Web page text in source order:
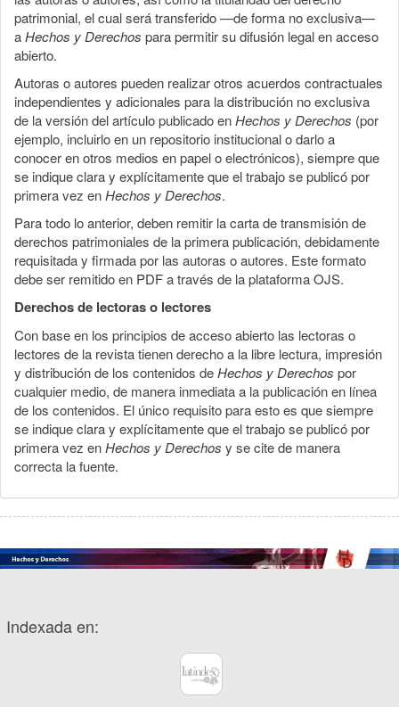
patrimonial, el cual será transferido —de forma no exclusiva—
aHechos y Derechos para permitir su difusión legal en acceso
abierto.
Autoras o autores pueden realizar otros acuerdos contractuales
independientes y adicionales para la distribución no exclusiva
de la versión del artículo publicado enHechos y Derechos (por
ejemplo, incluirlo en un repositorio institucional o darlo a
conocer en otros medios en papel o electrónicos), siempre que
se indique clara y explícitamente que el trabajo se publicó por
primera vez enHechos y Derechos.
Para todo lo anterior, deben remitir la carta de transmisión de
derechos patrimoniales de la primera publicación, debidamente
requisitada y firmada por las autoras o autores. Este formato
debe ser remitido en PDF a través de la plataforma OJS.
Derechos de lectoras o lectores
Con base en los principios de acceso abierto las lectoras o
lectores de la revista tienen derecho a la libre lectura, impresión
y distribución de los contenidos deHechos y Derechos por
cualquier medio, de manera inmediata a la publicación en línea
de los contenidos. El único requisito para esto es que siempre
se indique clara y explícitamente que el trabajo se publicó por
primera vez enHechos y Derechos y se cite de manera
correcta la fuente.
Indexada en: